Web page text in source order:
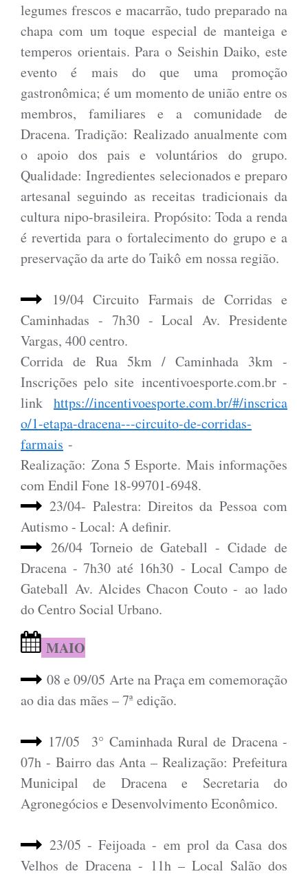
legumes frescos e macarrão, tudo preparado na
chapa com um toque especial de manteiga e
temperos orientais. Para o Seishin Daiko, este
evento é mais do que uma promoção
gastronômica; é um momento de união entre os
membros, familiares e a comunidade de
Dracena. Tradição: Realizado anualmente com
o apoio dos pais e voluntários do grupo.
Qualidade: Ingredientes selecionados e preparo
artesanal seguindo as receitas tradicionais da
cultura nipo-brasileira. Propósito: Toda a renda
é revertida para o fortalecimento do grupo e a
preservação da arte do Taikô em nossa região.
19/04 Circuito Farmais de Corridas e
Caminhadas - 7h30 - Local Av. Presidente
Vargas, 400 centro.
Corrida de Rua 5km / Caminhada 3km -
Inscrições pelo site incentivoesporte.com.br -
link https://incentivoesporte.com.br/#/inscrica
o/1-etapa-dracena---circuito-de-corridas-
farmais -
Realização: Zona 5 Esporte. Mais informações
com Endil Fone 18-99701-6948.
23/04- Palestra: Direitos da Pessoa com
Autismo - Local: A definir.
26/04 Torneio de Gateball - Cidade de
Dracena - 7h30 até 16h30 - Local Campo de
Gateball Av. Alcides Chacon Couto - ao lado
do Centro Social Urbano.
MAIO
08 e 09/05 Arte na Praça em comemoração
ao dia das mães – 7ª edição.
17/05 3° Caminhada Rural de Dracena -
07h - Bairro das Anta – Realização: Prefeitura
Municipal de Dracena e Secretaria do
Agronegócios e Desenvolvimento Econômico.
23/05 - Feijoada - em prol da Casa dos
Velhos de Dracena - 11h – Local Salão dos